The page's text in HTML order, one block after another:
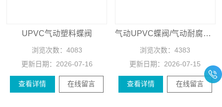
UPVC气动塑料蝶阀
浏览次数： 4083
更新日期： 2026-07-16
查看详情 在线留言
气动UPVC蝶阀/气动耐腐蝶阀
浏览次数：4383
更新日期： 2026-07-15
查看详情 在线留言